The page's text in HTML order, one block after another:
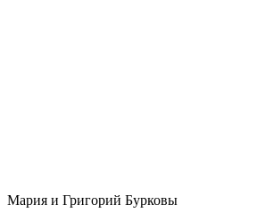
Мария и Григорий Бурковы